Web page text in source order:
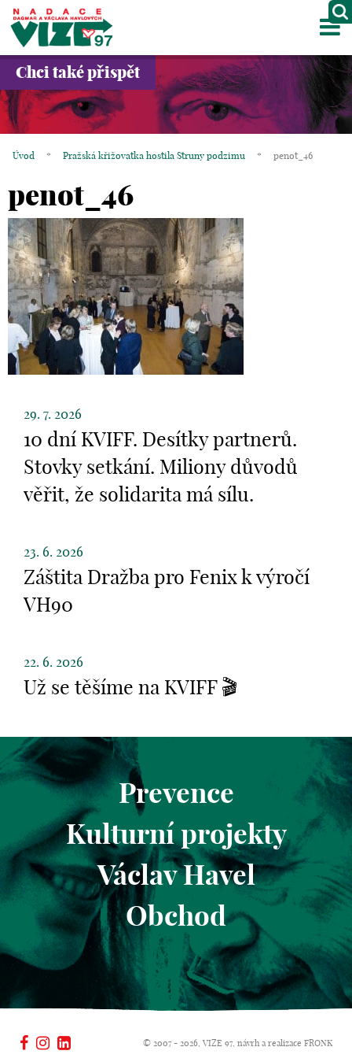
O NÁS
PROJEKTY
KONTAKTY
OBCHOD
KOŠÍK
EN
Chci také přispět
Úvod * Pražská křižovatka hostila Struny podzimu * penot_46
penot_46
29. 7. 2026
10 dní KVIFF. Desítky partnerů.
Stovky setkání. Miliony důvodů
věřit, že solidarita má sílu.
23. 6. 2026
Záštita Dražba pro Fenix k výročí
VH90
22. 6. 2026
Už se těšíme na KVIFF 🎬
Prevence
Kulturní projekty
Václav Havel
Obchod
© 2007 - 2026, VIZE 97, návrh a realizace FRONK